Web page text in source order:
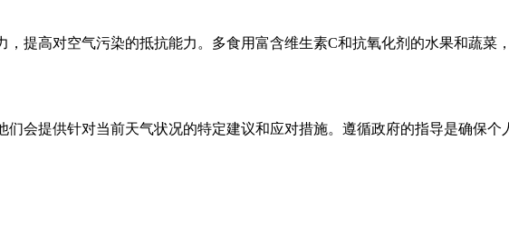
，提高对空气污染的抵抗能力。多食用富含维生素C和抗氧化剂的水果和蔬
会提供针对当前天气状况的特定建议和应对措施。遵循政府的指导是确保个